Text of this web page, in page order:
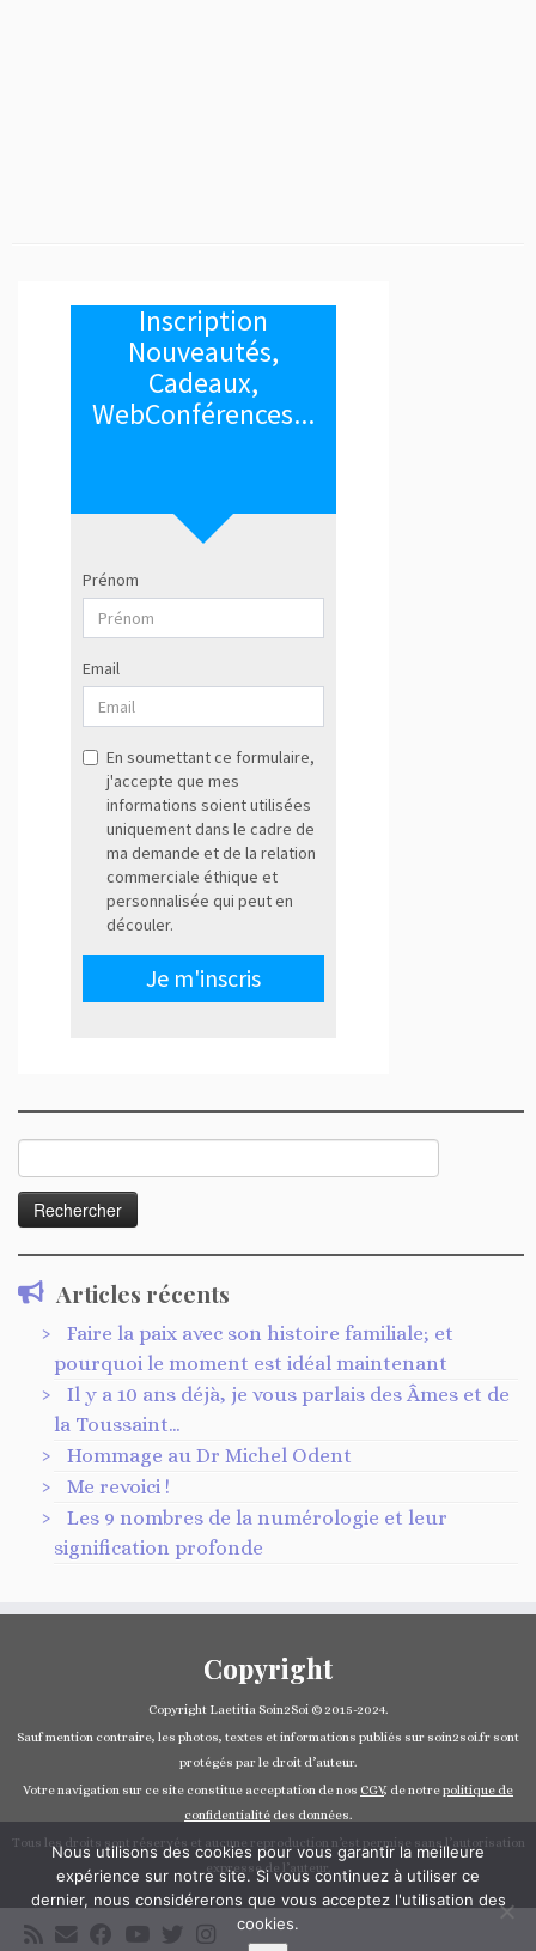
Articles récents
Faire la paix avec son histoire familiale; et
pourquoi le moment est idéal maintenant
Il y a 10 ans déjà, je vous parlais des Âmes et de
la Toussaint…
Hommage au Dr Michel Odent
Me revoici !
Les 9 nombres de la numérologie et leur
signification profonde
Copyright
Copyright Laetitia Soin2Soi © 2015-2024.
Sauf mention contraire, les photos, textes et informations publiés sur soin2soi.fr sont
protégés par le droit d’auteur.
Votre navigation sur ce site constitue acceptation de nos CGV, de notrepolitique de
confidentialité des données.
Tous les droits sont réservés et aucune reproduction n’est permise sans l’autorisation
expresse de l’auteur.
Nous utilisons des cookies pour vous garantir la meilleure
expérience sur notre site. Si vous continuez à utiliser ce
dernier, nous considérerons que vous acceptez l'utilisation des
cookies.